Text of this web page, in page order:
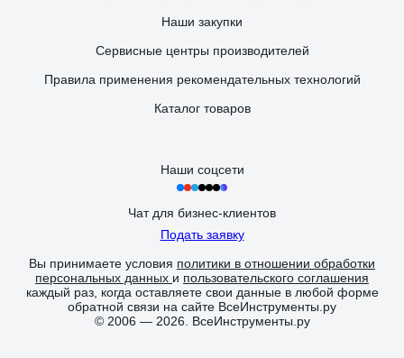
Наши закупки
Сервисные центры производителей
Правила применения рекомендательных технологий
Каталог товаров
Наши соцсети
Чат для бизнес-клиентов
Подать заявку
Вы принимаете условия политики в отношении обработки
персональных данных и пользовательского соглашения
каждый раз, когда оставляете свои данные в любой форме
обратной связи на сайте ВсеИнструменты.ру
© 2006 — 2026. ВсеИнструменты.ру